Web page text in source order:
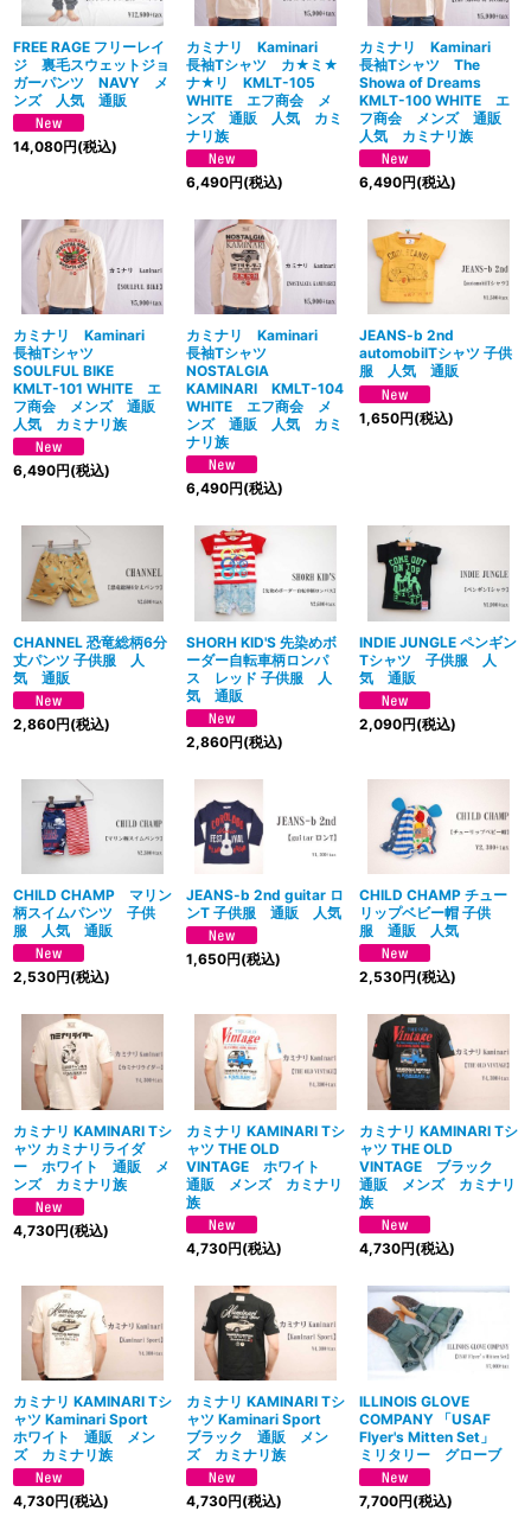
FREE RAGE フリーレイ
ジ 裏毛スウェットジョ
ガーパンツ NAVY メ
ンズ 人気 通販
14,080円(税込)
カミナリ Kaminari
長袖Tシャツ カ★ミ★
ナ★リ KMLT-105
WHITE エフ商会 メ
ンズ 通販 人気 カミ
ナリ族
6,490円(税込)
カミナリ Kaminari
長袖Tシャツ The
Showa of Dreams
KMLT-100 WHITE エ
フ商会 メンズ 通販
人気 カミナリ族
6,490円(税込)
カミナリ Kaminari
長袖Tシャツ
SOULFUL BIKE
KMLT-101 WHITE エ
フ商会 メンズ 通販
人気 カミナリ族
6,490円(税込)
カミナリ Kaminari
長袖Tシャツ
NOSTALGIA
KAMINARI KMLT-104
WHITE エフ商会 メ
ンズ 通販 人気 カミ
ナリ族
6,490円(税込)
JEANS-b 2nd
automobilTシャツ 子供
服 人気 通販
1,650円(税込)
CHANNEL 恐竜総柄6分
丈パンツ 子供服 人
気 通販
2,860円(税込)
SHORH KID'S 先染めボ
ーダー自転車柄ロンパ
ス レッド 子供服 人
気 通販
2,860円(税込)
INDIE JUNGLE ペンギン
Tシャツ 子供服 人
気 通販
2,090円(税込)
CHILD CHAMP マリン
柄スイムパンツ 子供
服 人気 通販
2,530円(税込)
JEANS-b 2nd guitar ロ
ンT 子供服 通販 人気
1,650円(税込)
CHILD CHAMP チュー
リップベビー帽 子供
服 通販 人気
2,530円(税込)
カミナリ KAMINARI Tシ
ャツ カミナリライダ
ー ホワイト 通販 メ
ンズ カミナリ族
4,730円(税込)
カミナリ KAMINARI Tシ
ャツ THE OLD
VINTAGE ホワイト
通販 メンズ カミナリ
族
4,730円(税込)
カミナリ KAMINARI Tシ
ャツ THE OLD
VINTAGE ブラック
通販 メンズ カミナリ
族
4,730円(税込)
カミナリ KAMINARI Tシ
ャツ Kaminari Sport
ホワイト 通販 メン
ズ カミナリ族
4,730円(税込)
カミナリ KAMINARI Tシ
ャツ Kaminari Sport
ブラック 通販 メン
ズ カミナリ族
4,730円(税込)
ILLINOIS GLOVE
COMPANY 「USAF
Flyer's Mitten Set」
ミリタリー グローブ
7,700円(税込)